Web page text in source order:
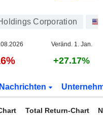
Corporation
Veränd. 1. Jan.
+27.17%
Nachrichten
Total Return-Chart